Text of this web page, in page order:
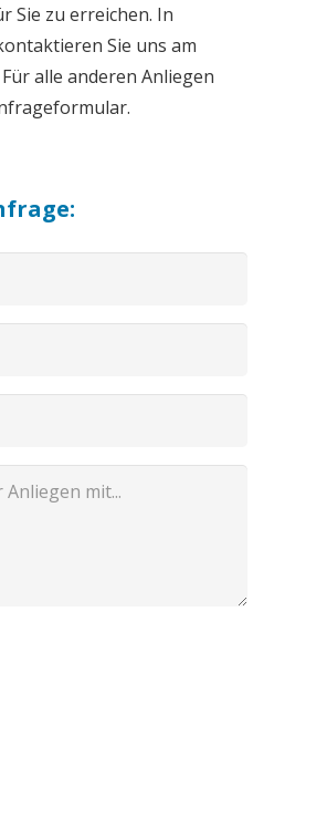
In
Sie uns am
alle anderen Anliegen
Sie unser Anfrageformular.